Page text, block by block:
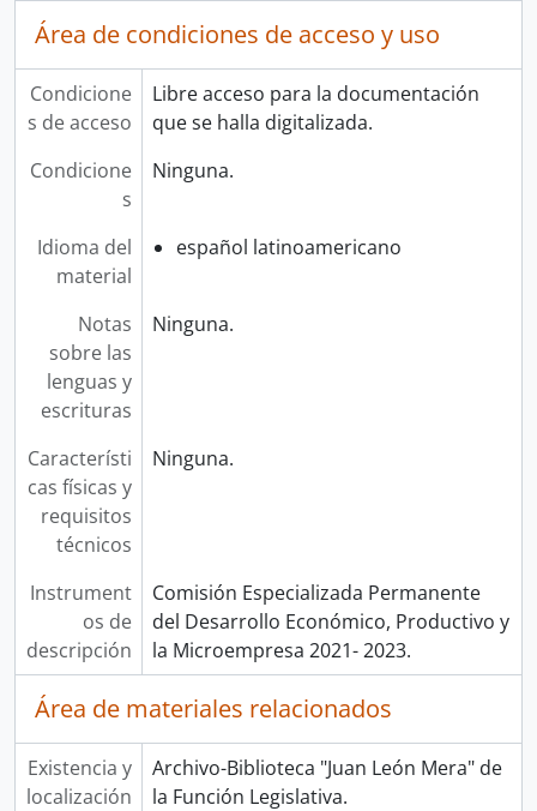
Área de condiciones de acceso y uso
Condicione
s de acceso
Libre acceso para la documentación
que se halla digitalizada.
Condicione
s
Ninguna.
Idioma del
material
español latinoamericano
Notas
sobre las
lenguas y
escrituras
Ninguna.
Característi
cas físicas y
requisitos
técnicos
Ninguna.
Instrument
os de
descripción
Comisión Especializada Permanente
del Desarrollo Económico, Productivo y
la Microempresa 2021- 2023.
Área de materiales relacionados
Existencia y
localización
Archivo-Biblioteca "Juan León Mera" de
la Función Legislativa.